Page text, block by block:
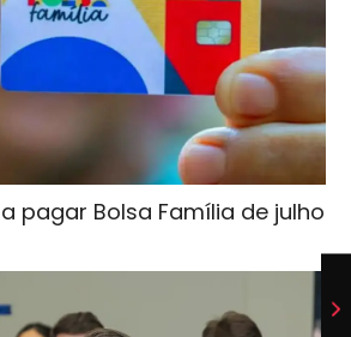
pagar Bolsa Família de julho